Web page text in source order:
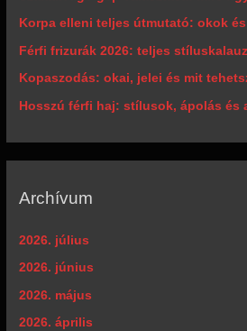
Korpa elleni teljes útmutató: okok
Férfi frizurák 2026: teljes
Kopaszodás: okai, jelei és mit
Hosszú férfi haj: stílusok, ápolás és
Archívum
2026. július
2026. június
2026. május
2026. április